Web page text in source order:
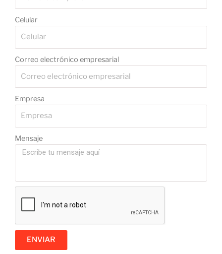
Celular
Correo electrónico empresarial
Empresa
Mensaje
ENVIAR